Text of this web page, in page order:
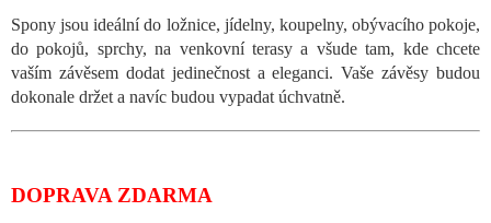
Spony jsou ideální do ložnice, jídelny, koupelny, obývacího pokoje,
do pokojů, sprchy, na venkovní terasy a všude tam, kde chcete
vaším závěsem dodat jedinečnost a eleganci. Vaše závěsy budou
dokonale držet a navíc budou vypadat úchvatně.
DOPRAVA ZDARMA